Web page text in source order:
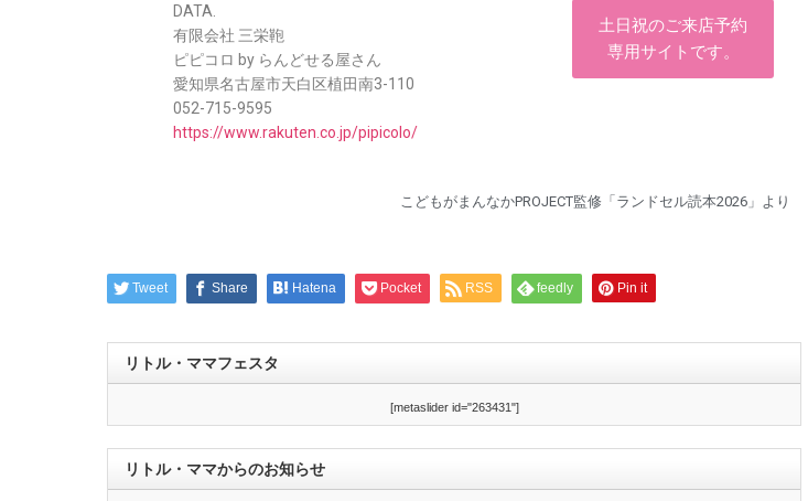
DATA.
有限会社 三栄鞄
ピピコロ by らんどせる屋さん
愛知県名古屋市天白区植田南3-110
052-715-9595
https://www.rakuten.co.jp/pipicolo/
土日祝のご来店予約
専用サイトです。
こどもがまんなかPROJECT監修「ランドセル読本2026」より
Tweet Share Hatena Pocket RSS feedly Pin it
リトル・ママフェスタ
[metaslider id="263431"]
リトル・ママからのお知らせ